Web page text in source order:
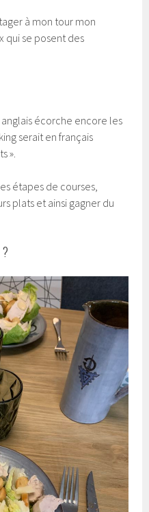
à mon tour mon
qui se posent des
écorche encore les
serait en français
».
étapes de courses,
plats et ainsi gagner du